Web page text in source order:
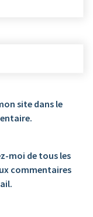
site dans le
moi de tous les
commentaires